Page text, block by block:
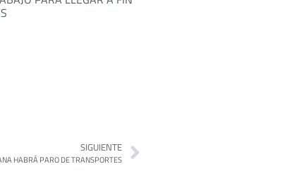
SIGUIENTE
HABRÁ PARO DE TRANSPORTES